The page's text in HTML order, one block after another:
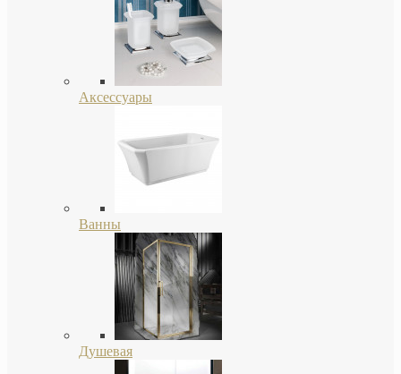
Аксессуары
Ванны
Душевая